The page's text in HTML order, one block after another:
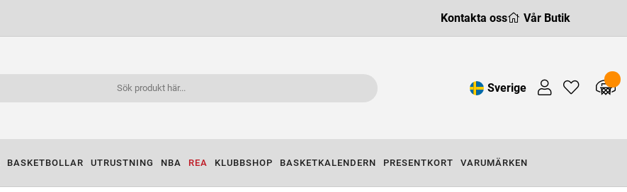
Kontakta oss Vår Butik
Sverige
BASKETBOLLAR UTRUSTNING NBA REA KLUBBSHOP BASKETKALENDERN PRESENTKORT VARUMÄRKEN